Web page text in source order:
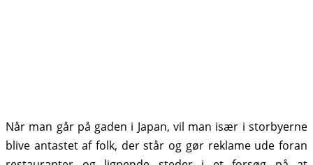
Når man går på gaden i Japan, vil man især i storbyerne
blive antastet af folk, der står og gør reklame ude foran